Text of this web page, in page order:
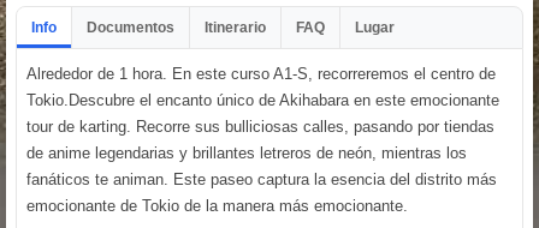
Info Documentos Itinerario FAQ Lugar
Alrededor de 1 hora. En este curso A1-S, recorreremos el centro de
Tokio.Descubre el encanto único de Akihabara en este emocionante
tour de karting. Recorre sus bulliciosas calles, pasando por tiendas
de anime legendarias y brillantes letreros de neón, mientras los
fanáticos te animan. Este paseo captura la esencia del distrito más
emocionante de Tokio de la manera más emocionante.